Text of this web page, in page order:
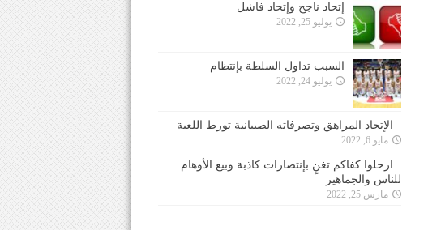
إتحاد ناجح وإتحاد فاشل
يوليو 25, 2022
السبب تداول السلطة بإنتظام
يوليو 24, 2022
الإتحاد المراهق وتصرفاته الصبيانية تورط اللعبة
مايو 6, 2022
ارحلوا كفاكم تغنٍ بإنتصارات كاذبة وبيع الأوهام
للناس والجماهير
مارس 25, 2022